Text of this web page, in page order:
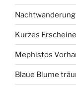
Kurzes
Mephistos
Blaue Blume